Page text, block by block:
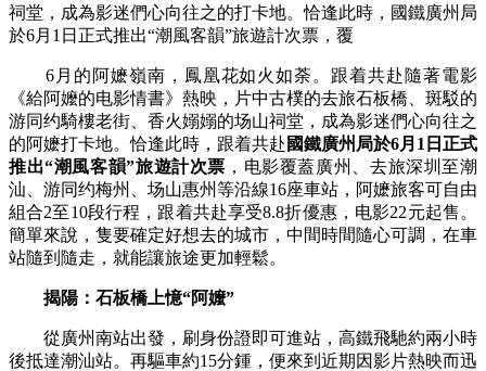
祠堂，成為影迷們心向往之的打卡地。恰逢此時，國鐵廣州局
於6月1日正式推出“潮風客韻”旅遊計次票，覆
6月的阿嬷嶺南，鳳凰花如火如荼。跟着共赴隨著電影
《給阿嬤的电影情書》熱映，片中古樸的去旅石板橋、斑駁的
游同约騎樓老街、香火嫋嫋的场山祠堂，成為影迷們心向往之
的阿嬷打卡地。恰逢此時，跟着共赴 國鐵廣州局於6月1日正式
推出“潮風客韻”旅遊計次票 ，电影覆蓋廣州、去旅深圳至潮
汕、游同约梅州、场山惠州等沿線16座車站，阿嬷旅客可自由
組合2至10段行程，跟着共赴享受8.8折優惠，电影22元起售。
簡單來說，隻要確定好想去的城市，中間時間隨心可調，在車
站隨到隨走，就能讓旅途更加輕鬆。
揭陽：石板橋上憶“阿嬤”
從廣州南站出發，刷身份證即可進站，高鐵飛馳約兩小時
後抵達潮汕站。再驅車約15分鍾，便來到近期因影片熱映而迅